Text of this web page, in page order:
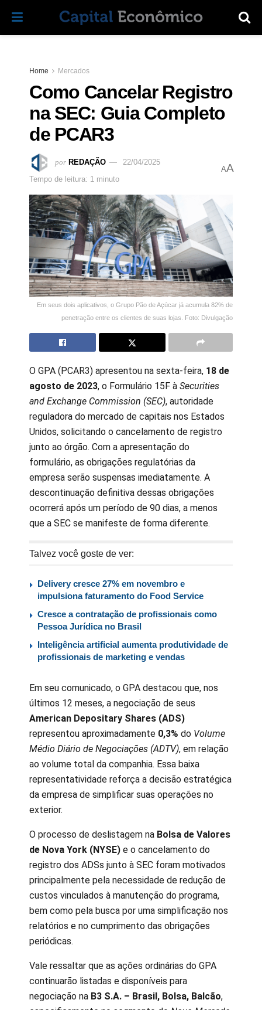
Home Mercados
Como Cancelar Registro
na SEC: Guia Completo
de PCAR3
por REDAÇÃO
22/04/2025
Tempo de leitura: 1 minuto
AA
Em seus dois aplicativos, o Grupo Pão de Açúcar já acumula 82% de
penetração entre os clientes de suas lojas. Foto: Divulgação
O GPA (PCAR3) apresentou na sexta-feira, 18 de
agosto de 2023, o Formulário 15F à Securities
and Exchange Commission (SEC), autoridade
reguladora do mercado de capitais nos Estados
Unidos, solicitando o cancelamento de registro
junto ao órgão. Com a apresentação do
formulário, as obrigações regulatórias da
empresa serão suspensas imediatamente. A
descontinuação definitiva dessas obrigações
ocorrerá após um período de 90 dias, a menos
que a SEC se manifeste de forma diferente.
Talvez você goste de ver:
Delivery cresce 27% em novembro e
impulsiona faturamento do Food Service
Cresce a contratação de profissionais como
Pessoa Jurídica no Brasil
Inteligência artificial aumenta produtividade de
profissionais de marketing e vendas
Em seu comunicado, o GPA destacou que, nos
últimos 12 meses, a negociação de seus
American Depositary Shares (ADS)
representou aproximadamente 0,3% do Volume
Médio Diário de Negociações (ADTV), em relação
ao volume total da companhia. Essa baixa
representatividade reforça a decisão estratégica
da empresa de simplificar suas operações no
exterior.
O processo de deslistagem na Bolsa de Valores
de Nova York (NYSE) e o cancelamento do
registro dos ADSs junto à SEC foram motivados
principalmente pela necessidade de redução de
custos vinculados à manutenção do programa,
bem como pela busca por uma simplificação nos
relatórios e no cumprimento das obrigações
periódicas.
Vale ressaltar que as ações ordinárias do GPA
continuarão listadas e disponíveis para
negociação na B3 S.A. – Brasil, Bolsa, Balcão,